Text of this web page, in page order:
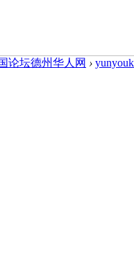
论坛德州华人网 ›